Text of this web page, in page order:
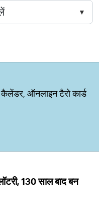
ऑनलाइन टैरो कार्ड
130 साल बाद बन